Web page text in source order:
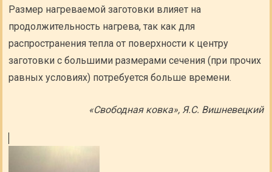
Размер нагреваемой заготовки влияет на
продолжительность нагрева, так как для
распространения тепла от поверхности к центру
заготовки с большими размерами сечения (при прочих
равных условиях) потребуется больше времени.
«Свободная ковка», Я.С. Вишневецкий